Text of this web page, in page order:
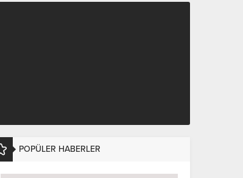
POPÜLER HABERLER